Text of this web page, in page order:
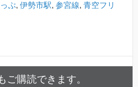
ぷ, 伊勢市駅, 参宮線, 青空フリ
ご購読できます。